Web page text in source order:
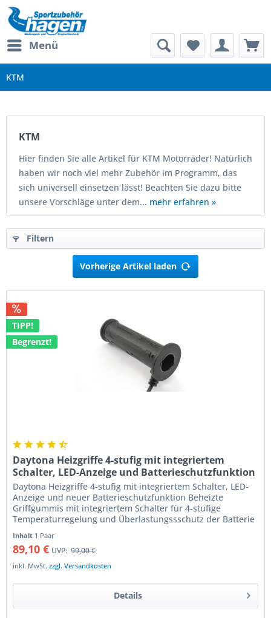
Menü
KTM
KTM
Hier finden Sie alle Artikel für KTM Motorräder! Natürlich
haben wir noch viel mehr Zubehör im Programm, das
sich universell einsetzen lässt! Beachten Sie dazu bitte
unsere Vorschläge unter dem... mehr erfahren »
Filtern
Vorherige Artikel laden
TIPP!
Begrenzt!
Daytona Heizgriffe 4-stufig mit integriertem
Schalter, LED-Anzeige und Batterieschutzfunktion
Daytona Heizgriffe 4-stufig mit integriertem Schalter, LED-
Anzeige und neuer Batterieschutzfunktion Beheizte
Griffgummis mit integriertem Schalter für 4-stufige
Temperaturregelung und Überlastungssschutz der Batterie
Inhalt 1 Paar
89,10 € UVP: 99,00 €
inkl. MwSt.zzgl. Versandkosten
Details